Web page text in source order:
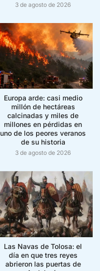
3 de agosto de 2026
Europa arde: casi medio
millón de hectáreas
calcinadas y miles de
millones en pérdidas en
uno de los peores veranos
de su historia
3 de agosto de 2026
Las Navas de Tolosa: el
día en que tres reyes
abrieron las puertas de